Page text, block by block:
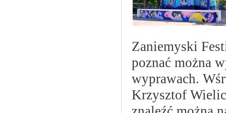
Zaniemyski
poznać można
wyprawach.
Krzysztof